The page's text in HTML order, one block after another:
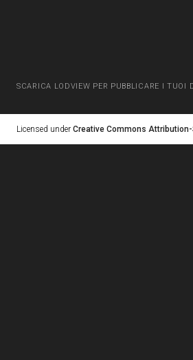
SCARICA LODVIEW PER PUBBLICARE I TUOI
Licensed under Creative Commons